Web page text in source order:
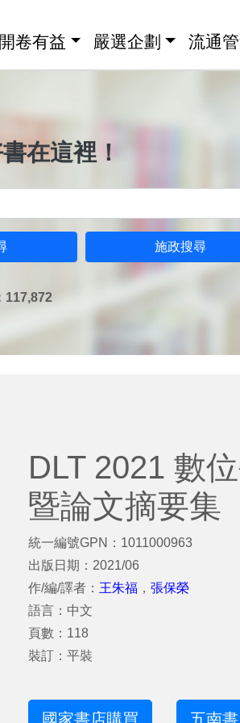
卷有益 嚴選企劃 流通
在這裡！
施政搜尋
117,872
DLT 2021 數
暨論文摘要集
統一編號GPN：1011000963
出版日期：2021/06
作/編/譯者： 王朱福 ， 張保榮
語言：中文
頁數：118
裝訂：平裝
國家書店購買 五南